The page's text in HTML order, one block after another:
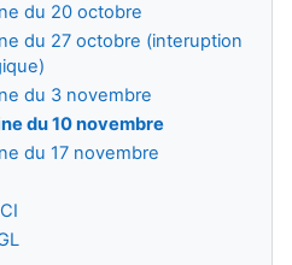
du 20 octobre
du 27 octobre (interuption
du 3 novembre
du 10 novembre
du 17 novembre